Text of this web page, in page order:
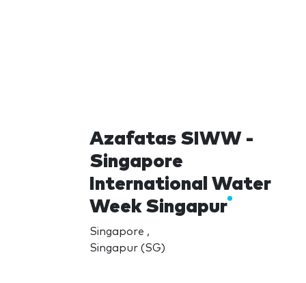
Azafatas SIWW -
Singapore
International Water
Week Singapur
Singapore ,
Singapur (SG)